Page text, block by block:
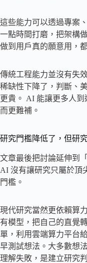
這些能力可以透過專案
一點時間打磨，把架構
做到用戶真的願意用，
傳統工程能力並沒有失
稀缺性下降了，判斷、
更貴。 AI 能讓更多人
而更難補。
研究門檻降低了，但研
文章最後把討論延伸到
AI 沒有讓研究只屬於頂
門檻。
現代研究當然更依賴算
有模型，把自己的直覺
單，利用雲端算力平台
早測試想法。大多數想
理解失敗，是建立研究